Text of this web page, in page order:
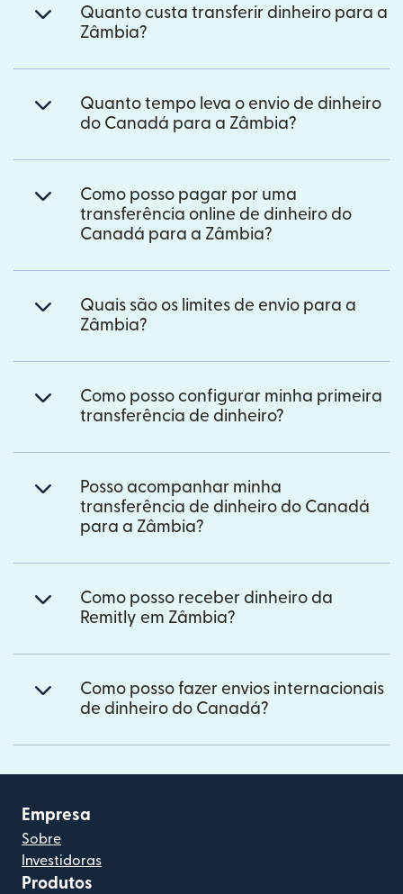
Quanto custa transferir dinheiro para a
Zâmbia?
Quanto tempo leva o envio de dinheiro
do Canadá para a Zâmbia?
Como posso pagar por uma
transferência online de dinheiro do
Canadá para a Zâmbia?
Quais são os limites de envio para a
Zâmbia?
Como posso configurar minha primeira
transferência de dinheiro?
Posso acompanhar minha
transferência de dinheiro do Canadá
para a Zâmbia?
Como posso receber dinheiro da
Remitly em Zâmbia?
Como posso fazer envios internacionais
de dinheiro do Canadá?
Empresa
Sobre
Investidoras
Produtos